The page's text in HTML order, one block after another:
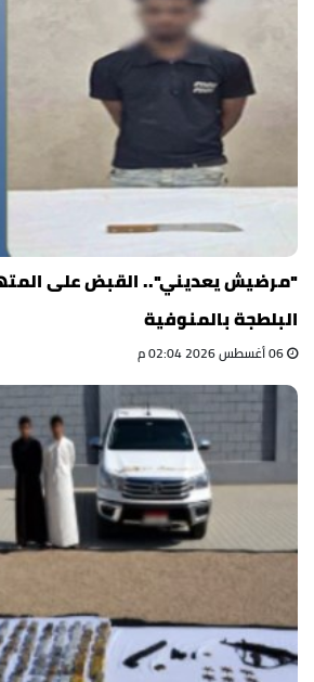
"مرضيش يعديني".. القبض على
البلطجة بالمنوفية